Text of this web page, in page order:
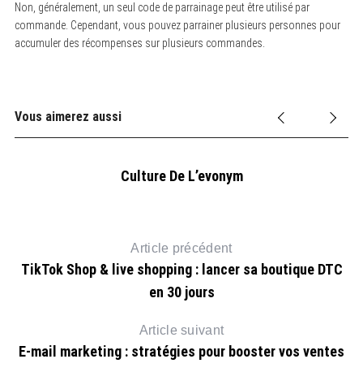
Non, généralement, un seul code de parrainage peut être utilisé par
commande. Cependant, vous pouvez parrainer plusieurs personnes pour
accumuler des récompenses sur plusieurs commandes.
Vous aimerez aussi
Culture De L’evonym
Article précédent
TikTok Shop & live shopping : lancer sa boutique DTC
en 30 jours
Article suivant
E-mail marketing : stratégies pour booster vos ventes